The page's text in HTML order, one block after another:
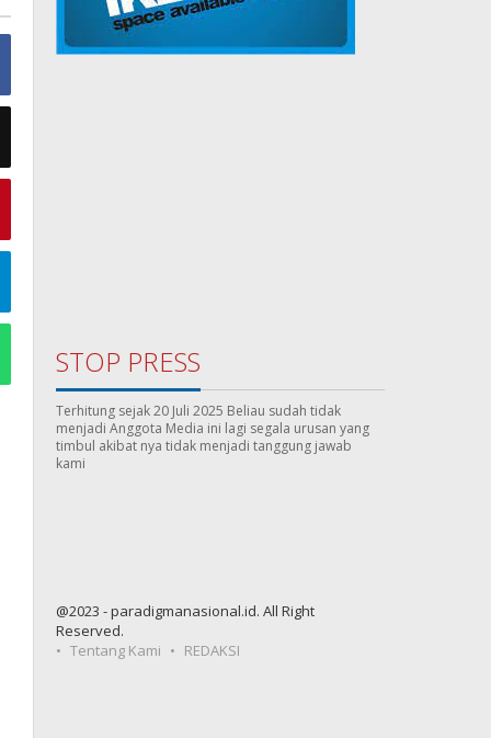
STOP PRESS
Terhitung sejak 20 Juli 2025 Beliau sudah tidak
menjadi Anggota Media ini lagi segala urusan yang
timbul akibat nya tidak menjadi tanggung jawab
kami
@2023 - paradigmanasional.id. All Right
Reserved.
Tentang Kami
REDAKSI